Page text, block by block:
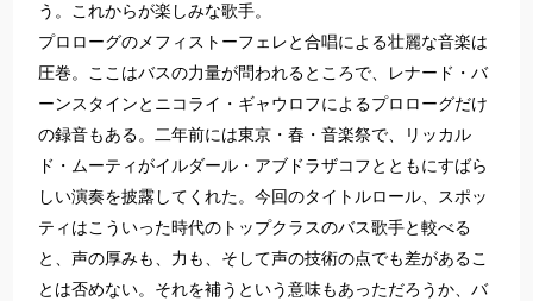
う。これからが楽しみな歌手。
プロローグのメフィストーフェレと合唱による壮麗な音楽は
圧巻。ここはバスの力量が問われるところで、レナード・バ
ーンスタインとニコライ・ギャウロフによるプロローグだけ
の録音もある。二年前には東京・春・音楽祭で、リッカル
ド・ムーティがイルダール・アブドラザコフとともにすばら
しい演奏を披露してくれた。今回のタイトルロール、スポッ
ティはこういった時代のトップクラスのバス歌手と較べる
と、声の厚みも、力も、そして声の技術の点でも差があるこ
とは否めない。それを補うという意味もあっただろうか、バ